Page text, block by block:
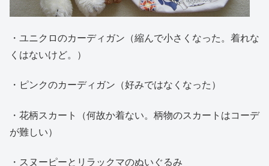
・ユニクロのカーディガン（縮んで小さくなった。着れな
くはないけど。）
・ピンクのカーディガン（好みではなくなった）
・花柄スカート（何故か着ない。柄物のスカートはコーデ
が難しい）
・スヌーピーとリラックマのぬいぐるみ